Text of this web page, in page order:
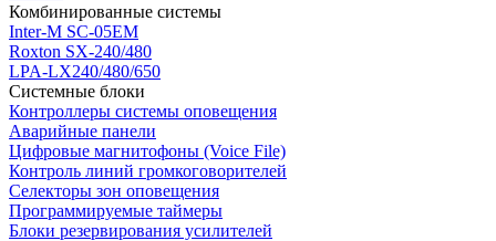
Комбинированные системы
Inter-M SC-05EM
Roxton SX-240/480
LPA-LX240/480/650
Системные блоки
Контроллеры системы оповещения
Аварийные панели
Цифровые магнитофоны (Voice File)
Контроль линий громкоговорителей
Селекторы зон оповещения
Программируемые таймеры
Блоки резервирования усилителей